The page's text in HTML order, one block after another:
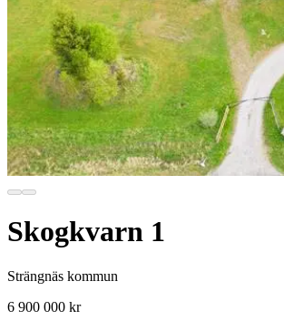
Skogkvarn 1
Strängnäs kommun
6 900 000 kr